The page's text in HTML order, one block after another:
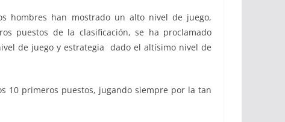
hombres han mostrado un alto nivel de juego,
puestos de la clasificación, se ha proclamado
de juego y estrategia dado el altísimo nivel de
10 primeros puestos, jugando siempre por la tan